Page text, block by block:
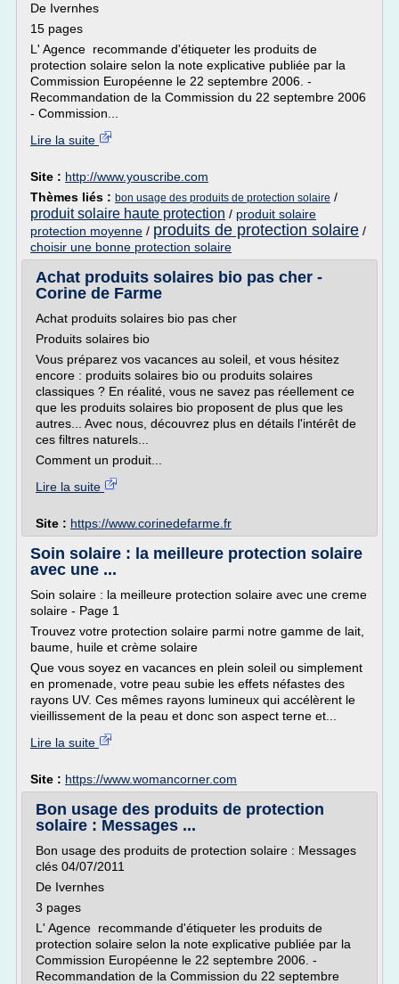
De Ivernhes
15 pages
L' Agence recommande d'étiqueter les produits de
protection solaire selon la note explicative publiée par la
Commission Européenne le 22 septembre 2006. -
Recommandation de la Commission du 22 septembre 2006
- Commission...
Lire la suite
Site : http://www.youscribe.com
Thèmes liés : bon usage des produits de protection solaire /
produit solaire haute protection / produit solaire
protection moyenne / produits de protection solaire /
choisir une bonne protection solaire
Achat produits solaires bio pas cher -
Corine de Farme
Achat produits solaires bio pas cher
Produits solaires bio
Vous préparez vos vacances au soleil, et vous hésitez
encore : produits solaires bio ou produits solaires
classiques ? En réalité, vous ne savez pas réellement ce
que les produits solaires bio proposent de plus que les
autres... Avec nous, découvrez plus en détails l'intérêt de
ces filtres naturels...
Comment un produit...
Lire la suite
Site : https://www.corinedefarme.fr
Soin solaire : la meilleure protection solaire
avec une ...
Soin solaire : la meilleure protection solaire avec une creme
solaire - Page 1
Trouvez votre protection solaire parmi notre gamme de lait,
baume, huile et crème solaire
Que vous soyez en vacances en plein soleil ou simplement
en promenade, votre peau subie les effets néfastes des
rayons UV. Ces mêmes rayons lumineux qui accélèrent le
vieillissement de la peau et donc son aspect terne et...
Lire la suite
Site : https://www.womancorner.com
Bon usage des produits de protection
solaire : Messages ...
Bon usage des produits de protection solaire : Messages
clés 04/07/2011
De Ivernhes
3 pages
L' Agence recommande d'étiqueter les produits de
protection solaire selon la note explicative publiée par la
Commission Européenne le 22 septembre 2006. -
Recommandation de la Commission du 22 septembre